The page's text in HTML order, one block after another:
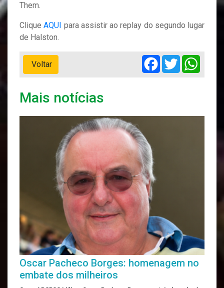
Them.
CliqueAQUI para assistir ao replay do segundo lugar
de Halston.
Voltar
Facebook
Twitter
Mais notícias
Oscar Pacheco Borges: homenagem no
embate dos milheiros